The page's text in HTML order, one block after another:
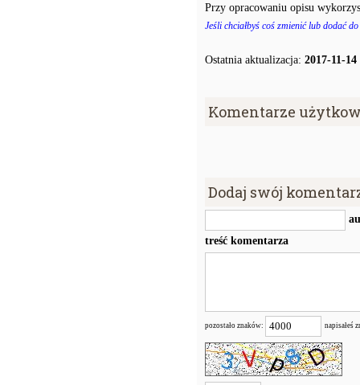
Przy opracowaniu opisu
Jeśli chciałbyś coś zmienić lub dodać
Ostatnia aktualizacja: 2017-11-14
Komentarze
Dodaj swój
treść komentarza
pozostało znaków: napisałeś